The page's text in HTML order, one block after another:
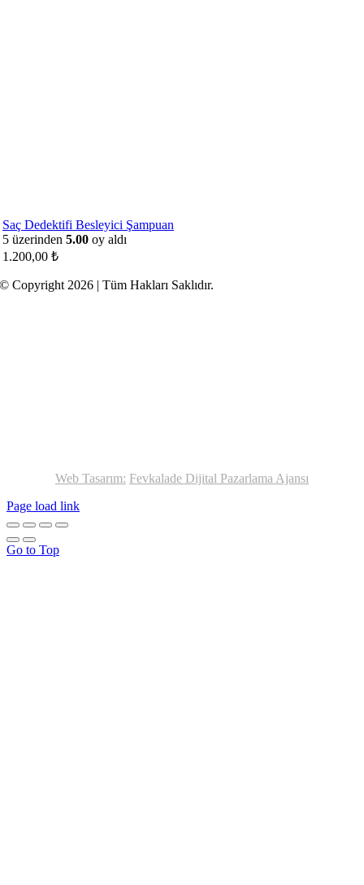
Saç Dedektifi Besleyici Şampuan
5 üzerinden 5.00 oy aldı
1.200,00 ₺
© Copyright 2026 | Tüm Hakları Saklıdır.
Web Tasarım: Fevkalade Dijital Pazarlama Ajansı
Page load link
Go to Top